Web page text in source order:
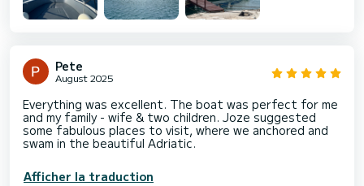
Pete
August 2025
Everything was excellent. The boat was perfect for me
and my family - wife & two children. Joze suggested
some fabulous places to visit, where we anchored and
swam in the beautiful Adriatic.
Afficher la traduction